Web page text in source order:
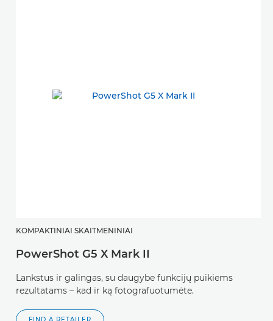
KOMPAKTINIAI SKAITMENINIAI
PowerShot G5 X Mark II
Lankstus ir galingas, su daugybe funkcijų puikiems
rezultatams – kad ir ką fotografuotumėte.
FIND A RETAILER